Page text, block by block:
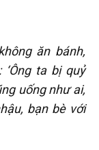
ăn bánh,
ta bị quỷ
uống như ai,
bạn bè với